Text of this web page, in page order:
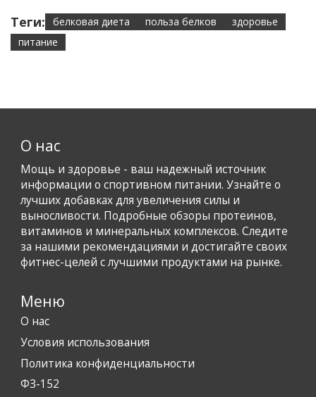
Теги: белковая диета польза белков
здоровье
питание
О нас
Мощь и здоровье - ваш надежный источник
информации о спортивном питании. Узнайте о
лучших добавках для увеличения силы и
выносливости. Подробные обзоры протеинов,
витаминов и минеральных комплексов. Следите
за нашими рекомендациями и достигайте своих
фитнес-целей с лучшими продуктами на рынке.
Меню
О нас
Условия использования
Политика конфиденциальности
ФЗ-152